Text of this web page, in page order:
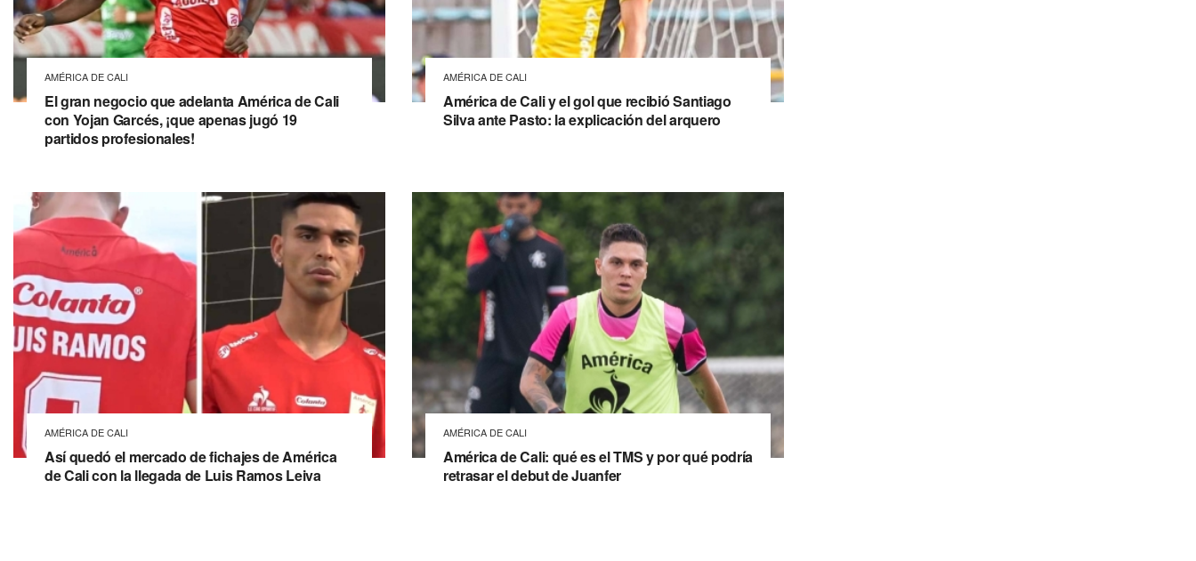
AMÉRICA DE CALI
El gran negocio que adelanta América de Cali
con Yojan Garcés, ¡que apenas jugó 19
partidos profesionales!
AMÉRICA DE CALI
América de Cali y el gol que recibió Santiago
Silva ante Pasto: la explicación del arquero
AMÉRICA DE CALI
Así quedó el mercado de fichajes de América
de Cali con la llegada de Luis Ramos Leiva
AMÉRICA DE CALI
América de Cali: qué es el TMS y por qué podría
retrasar el debut de Juanfer